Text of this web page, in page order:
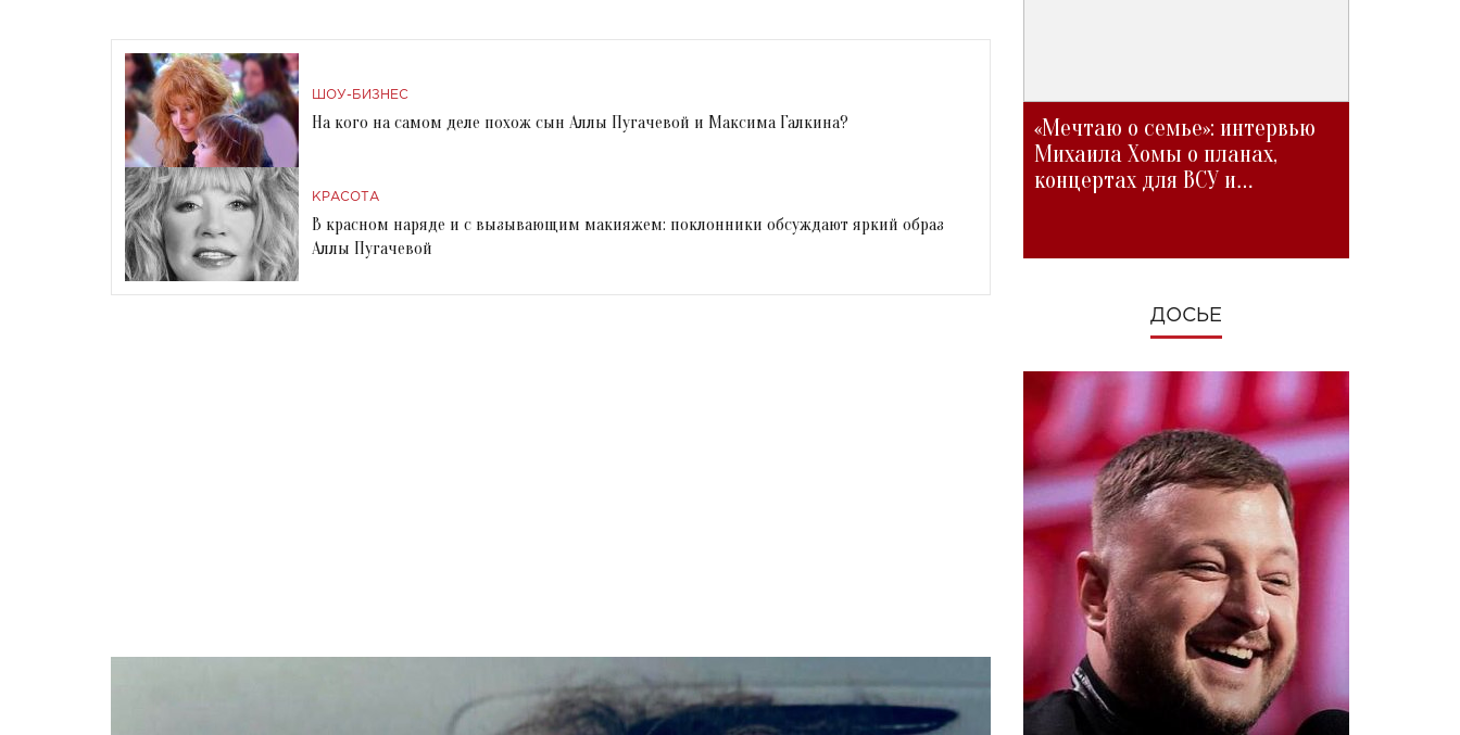
ШОУ-БИЗНЕС
На кого на самом деле похож сын Аллы Пугачевой и Максима Галкина?
КРАСОТА
В красном наряде и с вызывающим макияжем: поклонники обсуждают яркий образ
Аллы Пугачевой
«Мечтаю о семье»: интервью
Михаила Хомы о планах,
концертах для ВСУ и
ДОСЬЕ